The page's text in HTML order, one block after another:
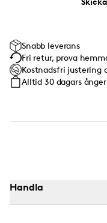
Snabb leverans
Fri retur, prova
Kostnadsfri justering
Alltid 30 dagars
Handla